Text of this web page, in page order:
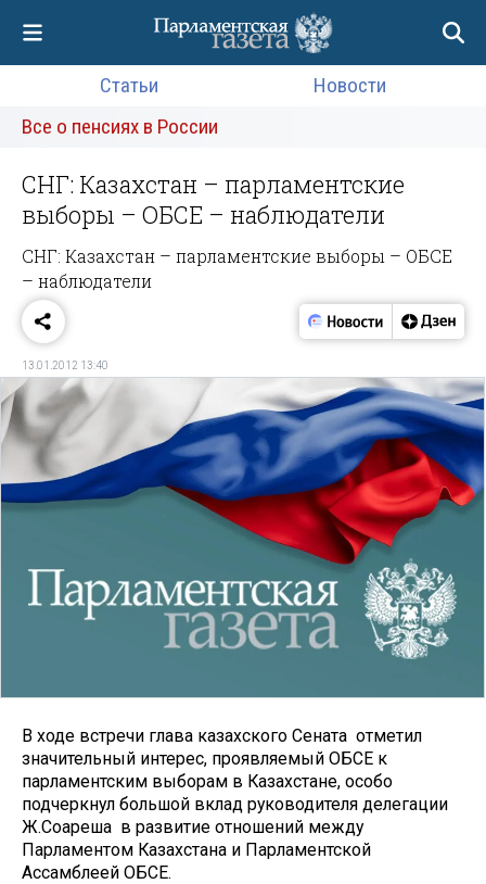
Статьи
Новости
Все о пенсиях в России
СНГ: Казахстан – парламентские
выборы – ОБСЕ – наблюдатели
СНГ: Казахстан – парламентские выборы – ОБСЕ
– наблюдатели
13.01.2012 13:40
В ходе встречи глава казахского Сената отметил
значительный интерес, проявляемый ОБСЕ к
парламентским выборам в Казахстане, особо
подчеркнул большой вклад руководителя делегации
Ж.Соареша в развитие отношений между
Парламентом Казахстана и Парламентской
Ассамблеей ОБСЕ.